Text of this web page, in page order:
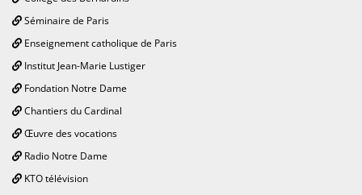
Séminaire de Paris
Enseignement catholique de Paris
Institut Jean-Marie Lustiger
Fondation Notre Dame
Chantiers du Cardinal
Œuvre des vocations
Radio Notre Dame
KTO télévision